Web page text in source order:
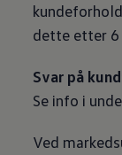
dette etter 6
Svar på
Se info i
Ved